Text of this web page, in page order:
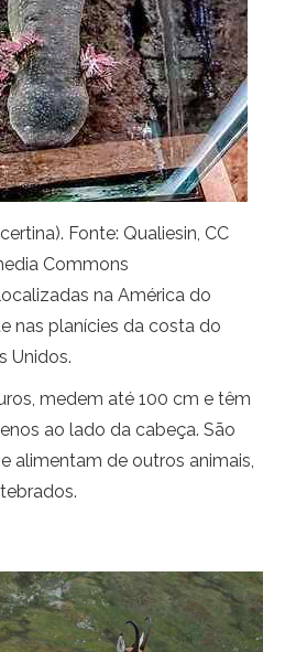
Fonte: Qualiesin, CC
Commons
na América do
nas planícies da costa do
Unidos.
medem até 100 cm e têm
ao lado da cabeça. São
alimentam de outros animais,